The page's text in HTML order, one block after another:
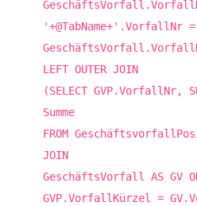
'+@TabName+'.VorfallNr =
LEFT OUTER JOIN
(SELECT GVP.VorfallNr,
Summe
FROM
JOIN
GeschäftsVorfall AS GV
GVP.VorfallKürzel =